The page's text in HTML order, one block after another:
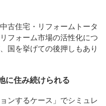
古住宅・リフォームトータ
フォーム市場の活性化につ
国を挙げての後押しもあり
に住み続けられる
ンするケース」でシミュレ